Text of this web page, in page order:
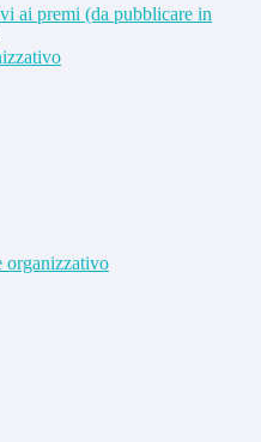
ai premi (da pubblicare in
organizzativo